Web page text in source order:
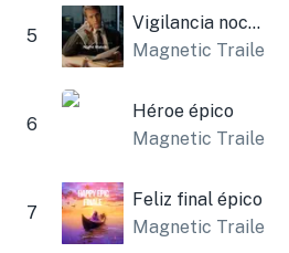
5
Vigilancia nocturna
Magnetic Trailer
6
Héroe épico
Magnetic Trailer
7
Feliz final épico
Magnetic Trailer